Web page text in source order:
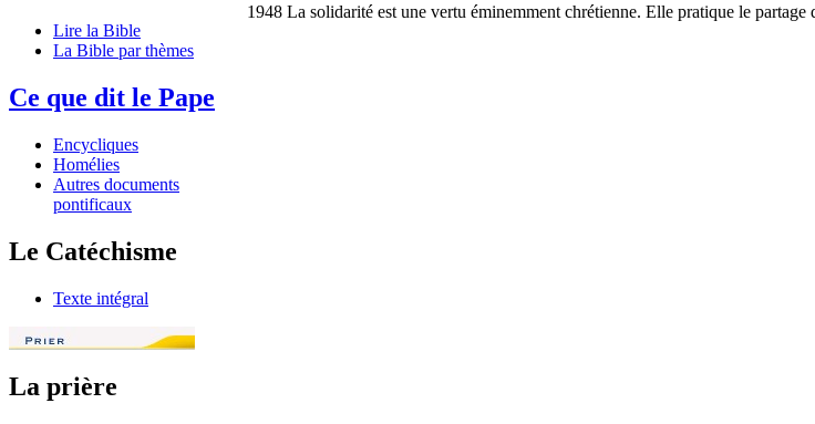
Lire la Bible
La Bible par thèmes
Ce que dit le Pape
Encycliques
Homélies
Autres documents
pontificaux
Le Catéchisme
Texte intégral
La prière
1948 La solidarité est une vertu éminemment chrétienne. Elle pratique le partage